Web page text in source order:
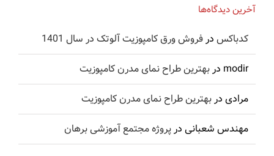
آخرین دیدگاه‌ها
کدباکس درفروش ورق کامپوزیت آلوتک در سال 1401
modir دربهترین طراح نمای مدرن کامپوزیت
مرادی دربهترین طراح نمای مدرن کامپوزیت
مهندس شعبانی درپروژه مجتمع آموزشی برهان